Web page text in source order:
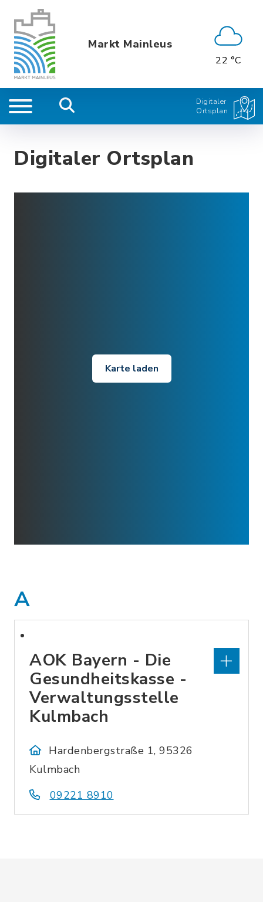
Markt Mainleus
22 °C
Digitaler
Ortsplan
Digitaler Ortsplan
Karte laden
A
AOK Bayern - Die
Gesundheitskasse -
Verwaltungsstelle
Kulmbach
Hardenbergstraße 1, 95326
Kulmbach
09221 8910